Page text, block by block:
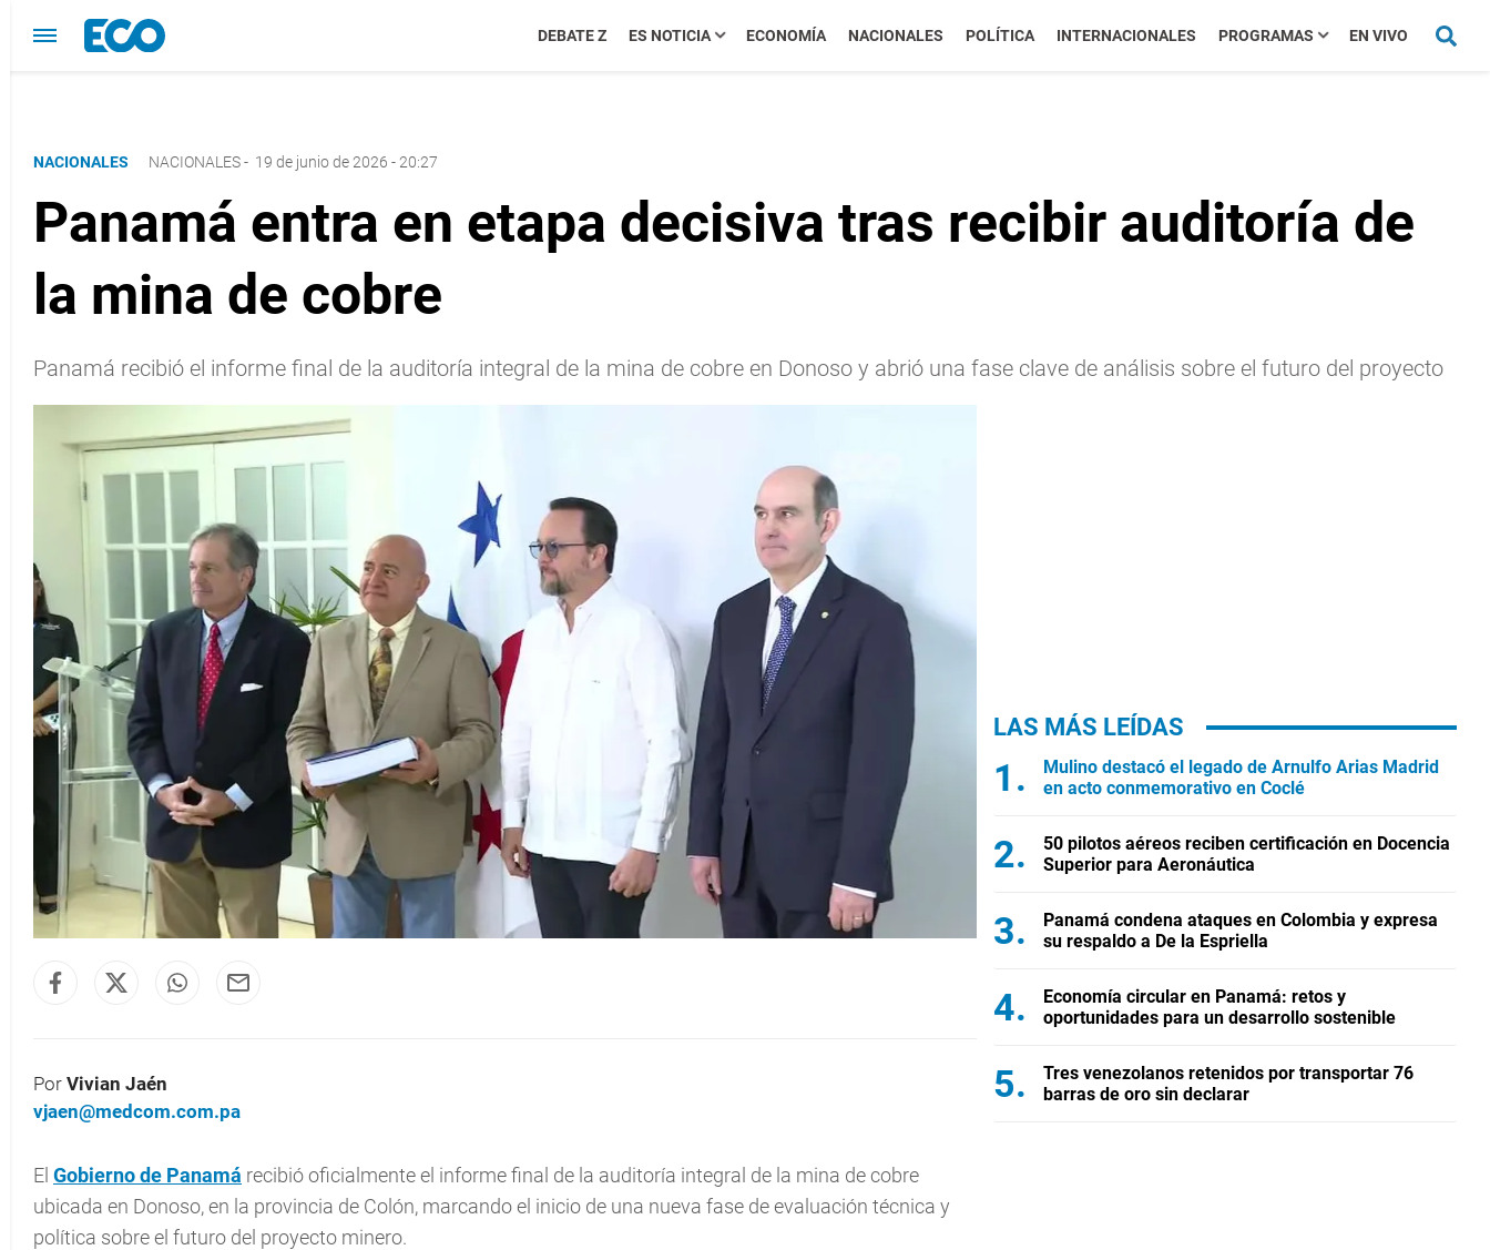
DEBATE Z ES NOTICIA ECONOMÍA NACIONALES POLÍTICA INTERNACIONALES PROGRAMAS EN VIVO
NACIONALES NACIONALES- 19 de junio de 2026 - 20:27
Panamá entra en etapa decisiva tras recibir auditoría de
la mina de cobre
Panamá recibió el informe final de la auditoría integral de la mina de cobre en Donoso y abrió una fase clave de análisis sobre el futuro del proyecto
Por Vivian Jaén
vjaen@medcom.com.pa
El Gobierno de Panamá recibió oficialmente el informe final de la auditoría integral de la mina de cobre
ubicada en Donoso, en la provincia de Colón, marcando el inicio de una nueva fase de evaluación técnica y
política sobre el futuro del proyecto minero.
LAS MÁS LEÍDAS
Mulino destacó el legado de Arnulfo Arias Madrid
en acto conmemorativo en Coclé
50 pilotos aéreos reciben certificación en Docencia
Superior para Aeronáutica
Panamá condena ataques en Colombia y expresa
su respaldo a De la Espriella
Economía circular en Panamá: retos y
oportunidades para un desarrollo sostenible
Tres venezolanos retenidos por transportar 76
barras de oro sin declarar